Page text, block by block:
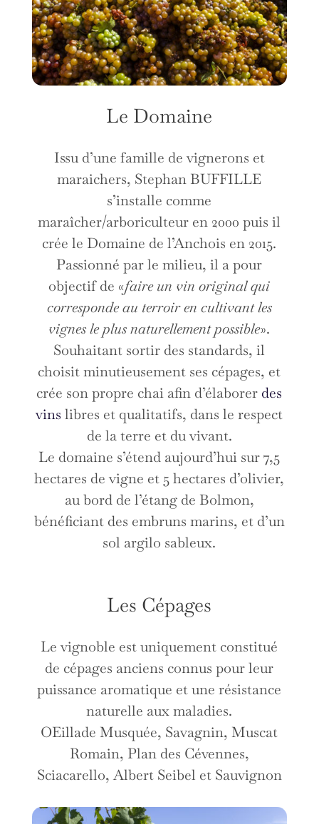
Le Domaine
Issu d’une famille de vignerons et
maraichers, Stephan BUFFILLE
s’installe comme
maraîcher/arboriculteur en 2000 puis il
crée le Domaine de l’Anchois en 2015.
Passionné par le milieu, il a pour
objectif de «faire un vin original qui
corresponde au terroir en cultivant les
vignes le plus naturellement possible».
Souhaitant sortir des standards, il
choisit minutieusement ses cépages, et
crée son propre chai afin d’élaborer des
vins libres et qualitatifs, dans le respect
de la terre et du vivant.
Le domaine s’étend aujourd’hui sur 7,5
hectares de vigne et 5 hectares d’olivier,
au bord de l’étang de Bolmon,
bénéficiant des embruns marins, et d’un
sol argilo sableux.
Les Cépages
Le vignoble est uniquement constitué
de cépages anciens connus pour leur
puissance aromatique et une résistance
naturelle aux maladies.
OEillade Musquée, Savagnin, Muscat
Romain, Plan des Cévennes,
Sciacarello, Albert Seibel et Sauvignon